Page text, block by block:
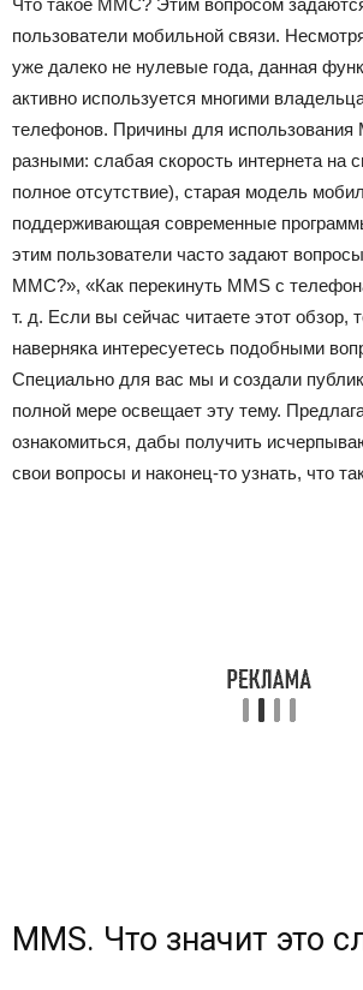
Что такое ММС? Этим вопросом
пользователи мобильной связи.
уже далеко не нулевые года, данная
активно используется многими
телефонов. Причины для
разными: слабая скорость интернета на
полное отсутствие), старая модель
поддерживающая современные
этим пользователи часто задают
ММС?», «Как перекинуть MMS с
т. д. Если вы сейчас читаете этот обзор,
наверняка интересуетесь подобными
Специально для вас мы и создали
полной мере освещает эту тему.
ознакомиться, дабы получить
свои вопросы и наконец-то узнать, что
MMS. Что значит это